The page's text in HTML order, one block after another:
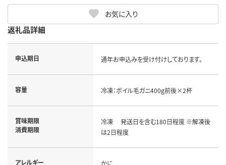
お気に入り
返礼品詳細
申込期日 通年お申込みを受け付けしております。
容量 冷凍：ボイル毛ガニ400g前後×2杯
賞味期限
消費期限
冷凍 発送日を含む180日程度 ※解凍後
は2日程度
アレルギー かに